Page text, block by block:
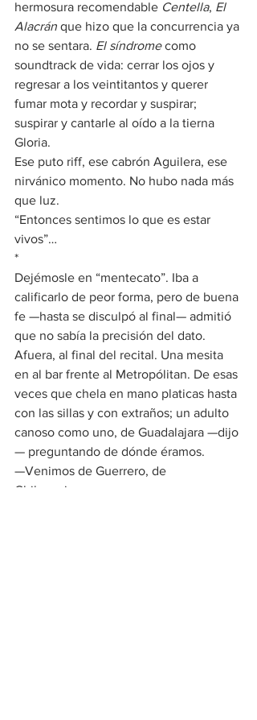
hermosura recomendable Centella, El
Alacrán que hizo que la concurrencia ya
no se sentara. El síndrome como
soundtrack de vida: cerrar los ojos y
regresar a los veintitantos y querer
fumar mota y recordar y suspirar;
suspirar y cantarle al oído a la tierna
Gloria.
Ese puto riff, ese cabrón Aguilera, ese
nirvánico momento. No hubo nada más
que luz.
“Entonces sentimos lo que es estar
vivos”…
*
Dejémosle en “mentecato”. Iba a
calificarlo de peor forma, pero de buena
fe —hasta se disculpó al final— admitió
que no sabía la precisión del dato.
Afuera, al final del recital. Una mesita
en al bar frente al Metropólitan. De esas
veces que chela en mano platicas hasta
con las sillas y con extraños; un adulto
canoso como uno, de Guadalajara —dijo
— preguntando de dónde éramos.
—Venimos de Guerrero, de
Chilpancingo.